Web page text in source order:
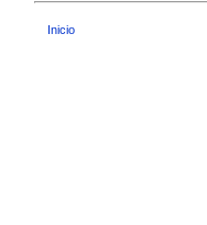
Inicio